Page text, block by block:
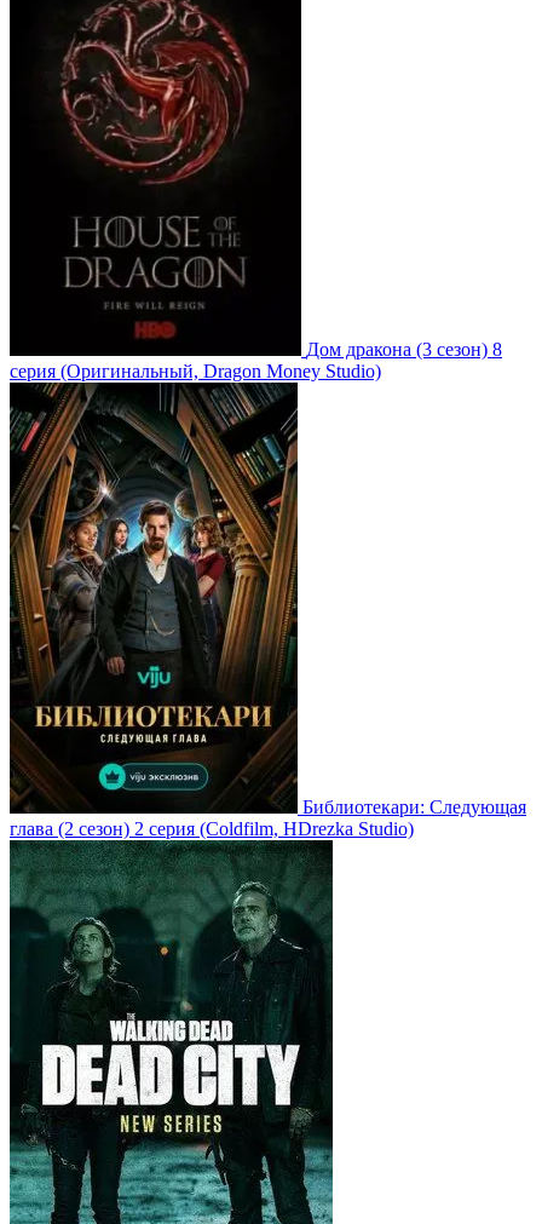
Дом дракона (3 сезон) 8
серия (Оригинальный, Dragon Money Studio)
Библиотекари: Следующая
глава (2 сезон) 2 серия (Coldfilm, HDrezka Studio)